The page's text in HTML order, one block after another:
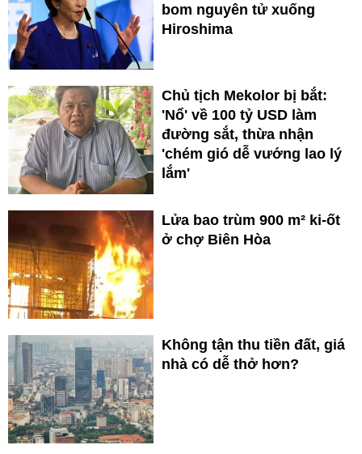
bom nguyên tử xuống
Hiroshima
Chủ tịch Mekolor bị bắt:
'Nổ' về 100 tỷ USD làm
đường sắt, thừa nhận
'chém gió dễ vướng lao lý
lắm'
Lửa bao trùm 900 m² ki-ốt
ở chợ Biên Hòa
Không tận thu tiền đất, giá
nhà có dễ thở hơn?